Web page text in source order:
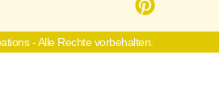
- Alle Rechte vorbehalten.